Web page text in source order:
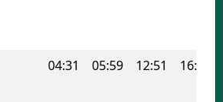
04:31 05:59 12:51 16:34